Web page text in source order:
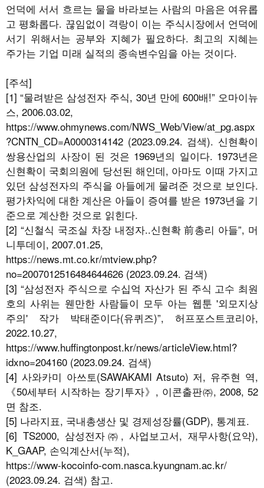
언덕에 서서 흐르는 물을 바라보는 사람의 마음은 여유롭
고 평화롭다. 끊임없이 격랑이 이는 주식시장에서 언덕에
서기 위해서는 공부와 지혜가 필요하다. 최고의 지혜는
주가는 기업 미래 실적의 종속변수임을 아는 것이다.
[주석]
[1] “물려받은 삼성전자 주식, 30년 만에 600배!” 오마이뉴
스, 2006.03.02,
https://www.ohmynews.com/NWS_Web/View/at_pg.aspx
?CNTN_CD=A0000314142 (2023.09.24. 검색). 신현확이
쌍용산업의 사장이 된 것은 1969년의 일이다. 1973년은
신현확이 국회의원에 당선된 해인데, 아마도 이때 가지고
있던 삼성전자의 주식을 아들에게 물려준 것으로 보인다.
평가차익에 대한 계산은 아들이 증여를 받은 1973년을 기
준으로 계산한 것으로 읽힌다.
[2] “신철식 국조실 차장 내정자..신현확 前총리 아들”, 머
니투데이, 2007.01.25,
https://news.mt.co.kr/mtview.php?
no=2007012516484644626 (2023.09.24. 검색)
[3] “삼성전자 주식으로 수십억 자산가 된 주식 고수 최원
호의 사위는 웬만한 사람들이 모두 아는 웹툰 '외모지상
주의' 작가 박태준이다(유퀴즈)”, 허프포스트코리아,
2022.10.27,
https://www.huffingtonpost.kr/news/articleView.html?
idxno=204160 (2023.09.24. 검색)
[4] 사와카미 아쓰토(SAWAKAMI Atsuto) 저, 유주현 역,
《50세부터 시작하는 장기투자》, 이콘출판㈜, 2008, 52
면 참조.
[5] 나라지표, 국내총생산 및 경제성장률(GDP), 통계표.
[6] TS2000, 삼성전자㈜, 사업보고서, 재무사항(요약),
K_GAAP, 손익계산서(누적),
https://www-kocoinfo-com.nasca.kyungnam.ac.kr/
(2023.09.24. 검색) 참고.